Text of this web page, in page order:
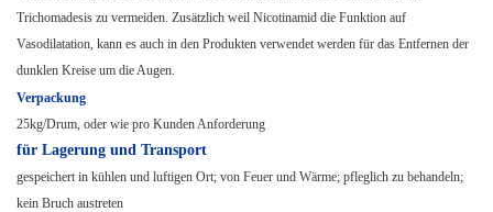
Trichomadesis zu vermeiden. Zusätzlich weil Nicotinamid die Funktion auf
Vasodilatation, kann es auch in den Produkten verwendet werden für das Entfernen der
dunklen Kreise um die Augen.
Verpackung
25kg/Drum, oder wie pro Kunden Anforderung
für Lagerung und Transport
gespeichert in kühlen und luftigen Ort; von Feuer und Wärme; pfleglich zu behandeln;
kein Bruch austreten